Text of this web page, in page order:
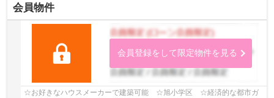
会員物件
会員登録をして限定物件を見る
☆お好きなハウスメーカーで建築可能 ☆旭小学区 ☆経済的な都市ガ